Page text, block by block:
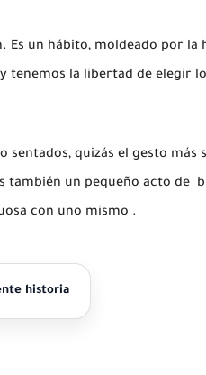
Es un hábito, moldeado por la
tenemos la libertad de elegir
sentados, quizás el gesto más
también un pequeño acto de
con uno mismo .
historia